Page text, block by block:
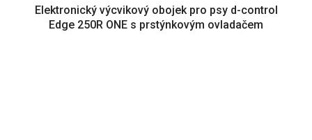
Elektronický výcvikový obojek pro psy d-control
Edge 250R ONE s prstýnkovým ovladačem